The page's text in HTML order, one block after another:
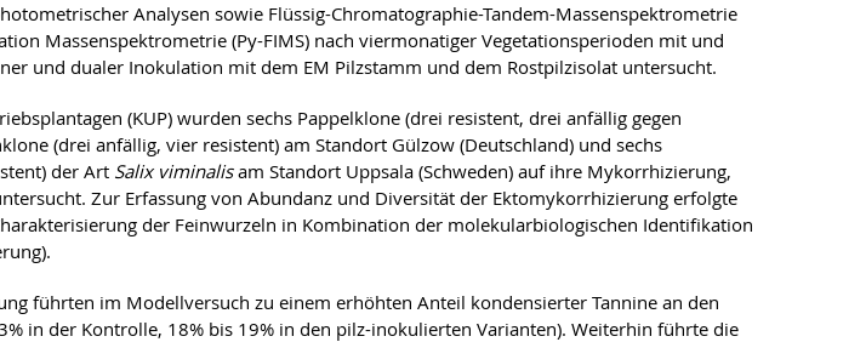
Analysen sowie Flüssig-Chromatographie-Tandem-Massenspektrometrie
Massenspektrometrie (Py-FIMS) nach viermonatiger Vegetationsperioden mit und
und dualer Inokulation mit dem EM Pilzstamm und dem Rostpilzisolat untersucht.
(KUP) wurden sechs Pappelklone (drei resistent, drei anfällig gegen
(drei anfällig, vier resistent) am Standort Gülzow (Deutschland) und sechs
der Art Salix viminalisam Standort Uppsala (Schweden) auf ihre Mykorrhizierung,
Zur Erfassung von Abundanz und Diversität der Ektomykorrhizierung erfolgte
der Feinwurzeln in Kombination der molekularbiologischen Identifikation
führten im Modellversuch zu einem erhöhten Anteil kondensierter Tannine an den
in der Kontrolle, 18% bis 19% in den pilz-inokulierten Varianten). Weiterhin führte die